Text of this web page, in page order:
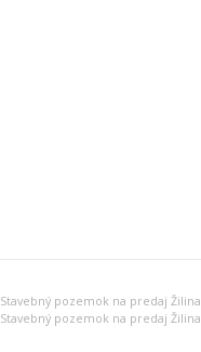
Stavebný pozemok na predaj Žilina
Stavebný pozemok na predaj Žilina